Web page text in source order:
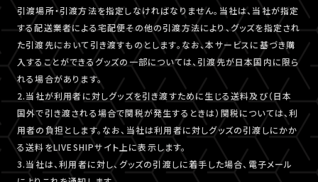
引渡場所・引渡方法を指定しなければなりません。当社は、当社が指定
する配送業者による宅配便その他の引渡方法により、グッズを指定され
た引渡先において引き渡すものとします。なお、本サービスに基づき購
入することができるグッズの一部については、引渡先が日本国内に限ら
れる場合があります。
2.当社が利用者に対しグッズを引き渡すために生じる送料及び（日本
国外で引き渡される場合で関税が発生するときは）関税については、利
用者の負担とします。なお、当社は利用者に対しグッズの引渡しにかか
る送料をLIVESHIPサイト上に表示します。
3.当社は、利用者に対し、グッズの引渡しに着手した場合、電子メール